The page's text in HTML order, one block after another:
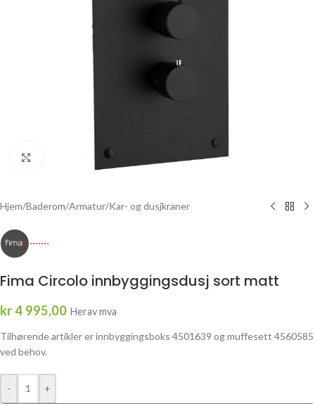
Click to enlarge
Hjem/Baderom/Armatur/Kar- og dusjkraner
Fima Circolo innbyggingsdusj sort matt
kr4 995,00 Herav mva
Tilhørende artikler er innbyggingsboks 4501639 og muffesett 4560585
ved behov.
- +